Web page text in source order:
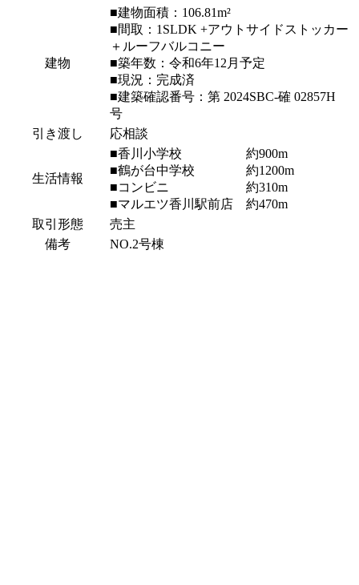
建物
■建物面積：106.81m²
■間取：1SLDK +アウトサイドストッカー
＋ルーフバルコニー
■築年数：令和6年12月予定
■現況：完成済
■建築確認番号：第 2024SBC-確 02857H
号
引き渡し
応相談
生活情報
■香川小学校 約900m
■鶴が台中学校 約1200m
■コンビニ 約310m
■マルエツ香川駅前店 約470m
取引形態
売主
備考
NO.2号棟